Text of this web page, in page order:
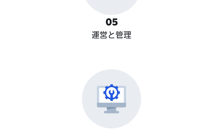
05
運営と管理